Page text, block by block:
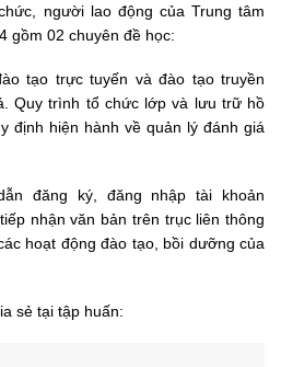
người lao động của Trung tâm
gồm 02 chuyên đề học:
tạo trực tuyến và đào tạo truyền
Quy trình tổ chức lớp và lưu trữ hồ
định hiện hành về quản lý đánh giá
đăng ký, đăng nhập tài khoản
nhận văn bản trên trục liên thông
hoạt động đào tạo, bồi dưỡng của
sẻ tại tập huấn: